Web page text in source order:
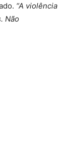
“A violência
Não